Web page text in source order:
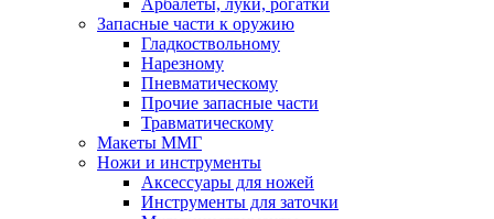
Арбалеты, луки, рогатки
Запасные части к оружию
Гладкоствольному
Нарезному
Пневматическому
Прочие запасные части
Травматическому
Макеты ММГ
Ножи и инструменты
Аксессуары для ножей
Инструменты для заточки